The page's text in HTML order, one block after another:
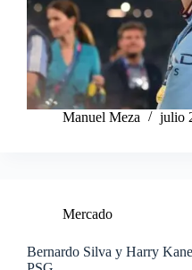
Manuel Meza julio
Mercado
Bernardo Silva y Harry